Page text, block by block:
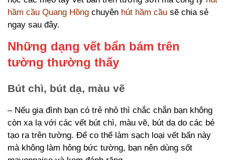
hầm cầu Quang Hồng chuyên hút hầm cầu sẽ chia sẻ
ngay sau đây.
Những dạng vết bẩn bám trên
tường thường thấy
Bút chì, bút dạ, màu vẽ
– Nếu gia đình bạn có trẻ nhỏ thì chắc chắn bạn không
còn xa lạ với các vết bút chì, màu vẽ, bút dạ do các bé
tạo ra trên tường. Để co thể làm sạch loại vết bẩn này
mà không làm hỏng bức tường, bạn nên dùng sốt